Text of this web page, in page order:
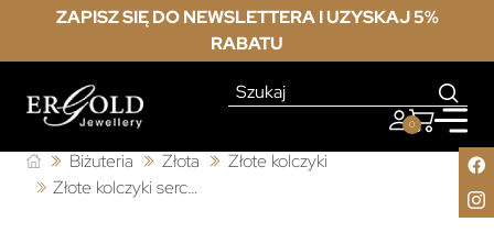
ZAPISZ SIĘ DO NEWSLETTERA I UZYSKAJ 5%
RABATU
0
Biżuteria Złota
Złote kolczyki
Złote kolczyki serce z cyrkonią 333